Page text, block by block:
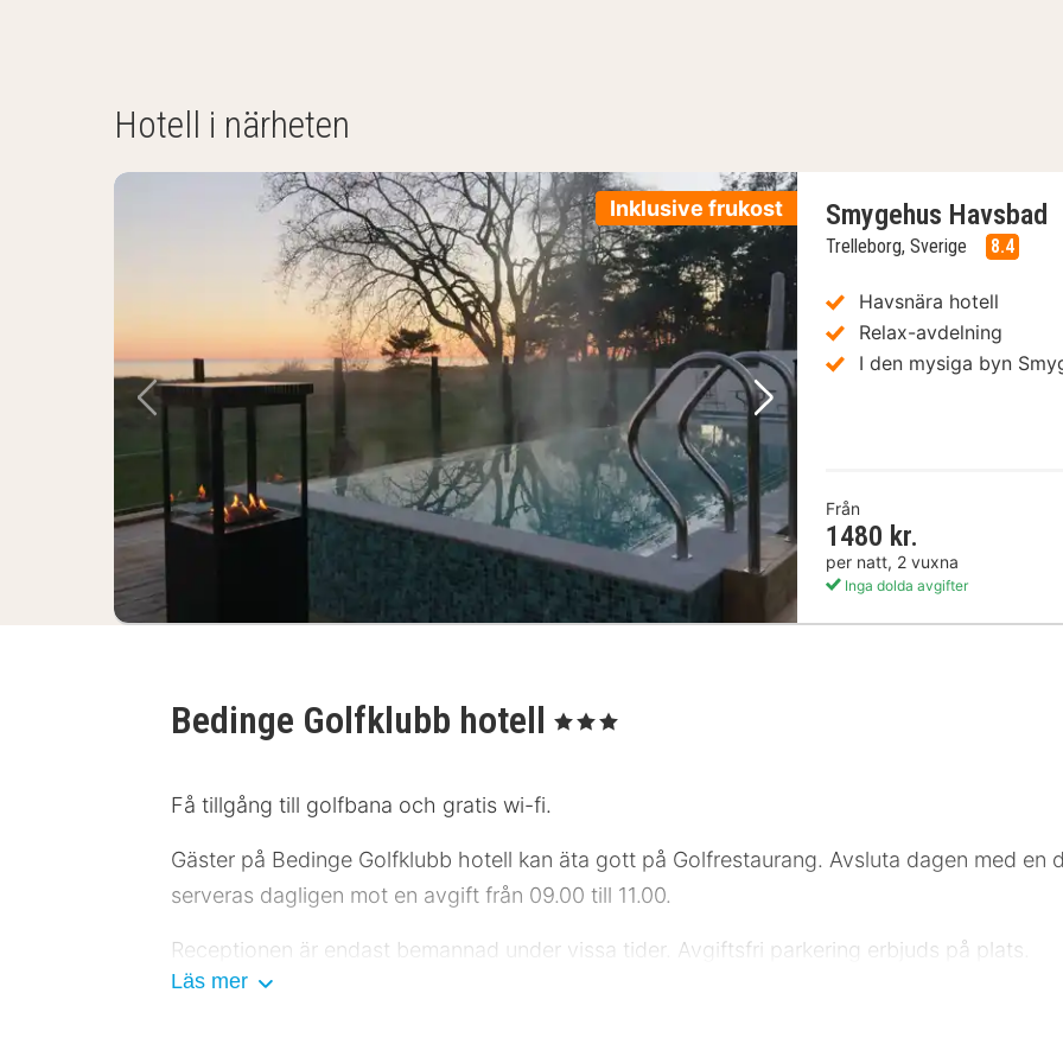
Hotell i närheten
Inklusive frukost
Föregående bild Nästa bild
Smygehus Havsbad
Trelleborg, Sverige 8.4
Havsnära hotell
Relax-avdelning
I den mysiga byn
Från
1480 kr.
per natt, 2 vuxna
Inga dolda avgifter
Bedinge Golfklubb hotell , 3 Stjärnor
Få tillgång till golfbana och gratis wi-fi.
Gäster på Bedinge Golfklubb hotell kan äta gott på Golfrestaurang. Avsluta dagen med en
serveras dagligen mot en avgift från 09.00 till 11.00.
Receptionen är endast bemannad under vissa tider. Avgiftsfri parkering erbjuds på plats.
Läs mer